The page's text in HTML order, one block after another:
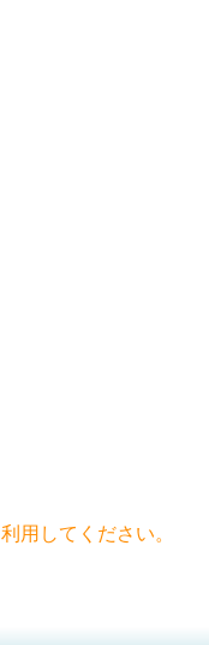
用してください。